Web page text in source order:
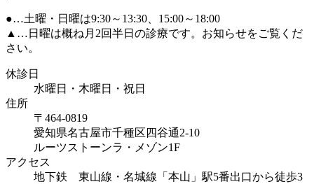
●…土曜・日曜は9:30～13:30、15:00～18:00
▲ …日曜は概ね月2回半日の診療です。お知らせをご覧くだ
さい。
休診日
水曜日・木曜日・祝日
住所
〒464-0819
愛知県名古屋市千種区四谷通2-10
ルーツストーンラ・メゾン1F
アクセス
地下鉄 東山線・名城線「本山」駅5番出口から徒歩3